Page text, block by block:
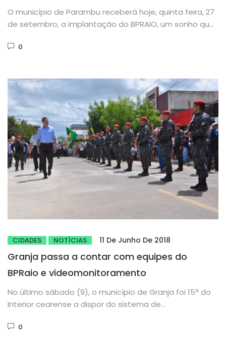
O município de Parambu receberá hoje, quinta feira, 27
de setembro, a implantação do BPRAIO, um sonho que
0
CIDADES NOTÍCIAS 11 De Junho De 2018
Granja passa a contar com equipes do
BPRaio e videomonitoramento
No último sábado (9), o município de Granja foi 15ª do
Interior cearense a dispor do sistema de
0